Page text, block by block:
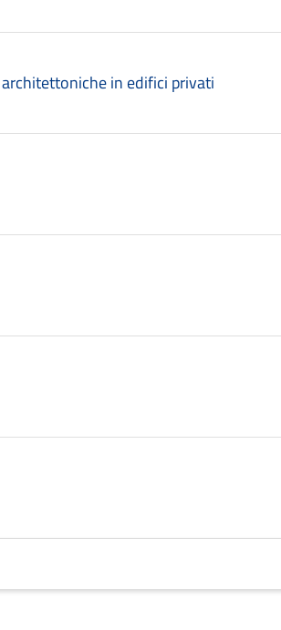
in edifici privati